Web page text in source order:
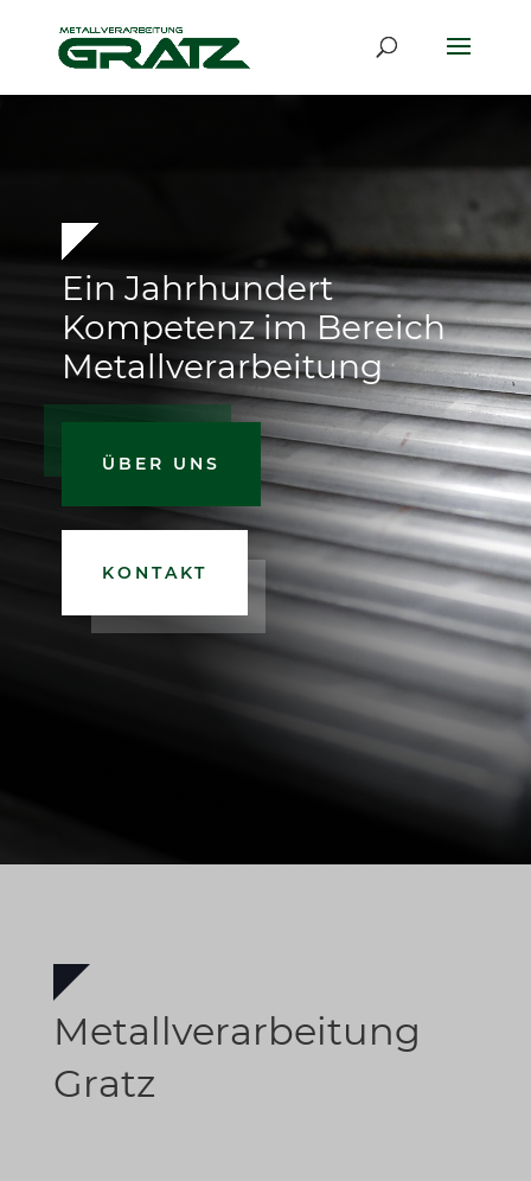
Ein Jahrhundert
Kompetenz im Bereich
Metallverarbeitung
ÜBER UNS
KONTAKT
Metallverarbeitung
Gratz